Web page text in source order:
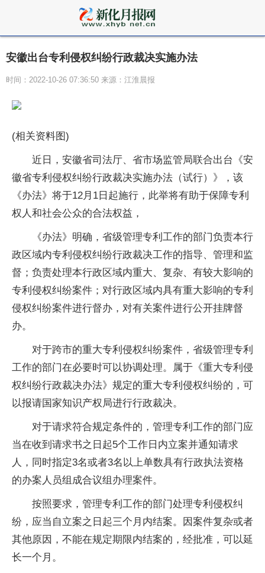
安徽出台专利侵权纠纷行政裁决实施办法
时间：2022-10-26 07:36:50 来源：江淮晨报
(相关资料图)
近日，安徽省司法厅、省市场监管局联合出台《安
徽省专利侵权纠纷行政裁决实施办法（试行）》，该
《办法》将于12月1日起施行，此举将有助于保障专利
权人和社会公众的合法权益，
《办法》明确，省级管理专利工作的部门负责本行
政区域内专利侵权纠纷行政裁决工作的指导、管理和监
督；负责处理本行政区域内重大、复杂、有较大影响的
专利侵权纠纷案件；对行政区域内具有重大影响的专利
侵权纠纷案件进行督办，对有关案件进行公开挂牌督
办。
对于跨市的重大专利侵权纠纷案件，省级管理专利
工作的部门在必要时可以协调处理。属于《重大专利侵
权纠纷行政裁决办法》规定的重大专利侵权纠纷的，可
以报请国家知识产权局进行行政裁决。
对于请求符合规定条件的，管理专利工作的部门应
当在收到请求书之日起5个工作日内立案并通知请求
人，同时指定3名或者3名以上单数具有行政执法资格
的办案人员组成合议组办理案件。
按照要求，管理专利工作的部门处理专利侵权纠
纷，应当自立案之日起三个月内结案。因案件复杂或者
其他原因，不能在规定期限内结案的，经批准，可以延
长一个月。